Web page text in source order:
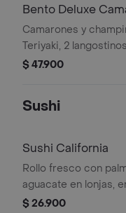
Bento Deluxe
Camarones y
Teriyaki, 2
gyozas, coleslaw
$ 47.900
Sushi
Sushi California
Rollo fresco con
aguacate en lonjas,
sazonado y ajonjolí.
$ 26.900